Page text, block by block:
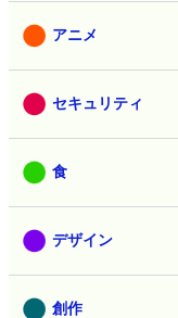
アニメ
セキュリティ
食
デザイン
創作